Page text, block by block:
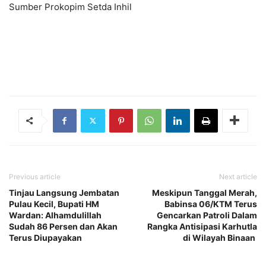
Sumber Prokopim Setda Inhil
Previous article
Tinjau Langsung Jembatan
Pulau Kecil, Bupati HM
Wardan: Alhamdulillah
Sudah 86 Persen dan Akan
Terus Diupayakan
Next article
Meskipun Tanggal Merah,
Babinsa 06/KTM Terus
Gencarkan Patroli Dalam
Rangka Antisipasi Karhutla
di Wilayah Binaan